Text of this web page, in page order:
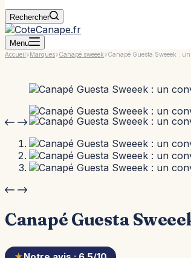
Rechercher
Menu
Accueil Marques Canapé sweeek Canapé Guesta Sweeek :
Canapé Guesta